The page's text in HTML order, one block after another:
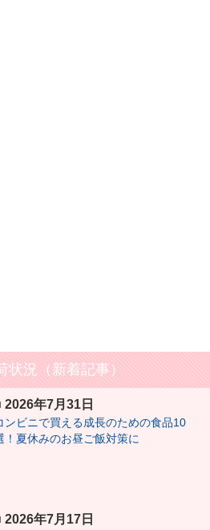
状況（新着記事）
2026年7月31日
ンビニで買える成長のための食品10
！夏休みのお昼ご飯対策に
2026年7月17日